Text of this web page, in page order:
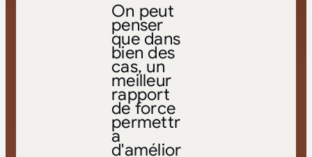
On peut
penser
que dans
bien des
cas, un
meilleur
rapport
de force
permettr
a
d'amélior